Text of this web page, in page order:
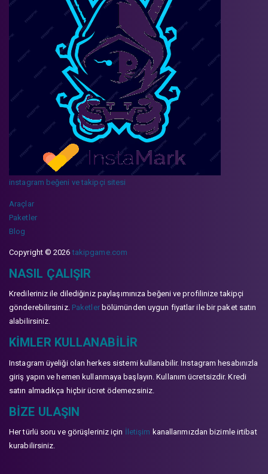
instagram beğeni ve takipçi sitesi
Araçlar
Paketler
Blog
Copyright © 2026takipgame.com
NASIL ÇALIŞIR
Kredileriniz ile dilediğiniz paylaşımınıza beğeni ve profilinize takipçi
gönderebilirsiniz. Paketlerbölümünden uygun fiyatlar ile bir paket satın
alabilirsiniz.
KIMLER KULLANABILIR
Instagram üyeliği olan herkes sistemi kullanabilir. Instagram hesabınızla
giriş yapın ve hemen kullanmaya başlayın. Kullanım ücretsizdir. Kredi
satın almadıkça hiçbir ücret ödemezsiniz.
BIZE ULAŞIN
Her türlü soru ve görüşleriniz için İletişim kanallarımızdan bizimle irtibat
kurabilirsiniz.